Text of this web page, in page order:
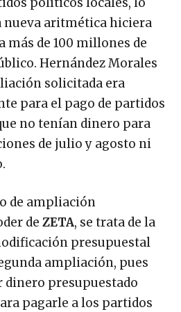
nueva aritmética hiciera
más de 100 millones de
Hernández Morales
solicitada era
para el pago de partidos
no tenían dinero para
de julio y agosto ni
de ampliación
de ZETA, se trata de la
presupuestal
ampliación, pues
dinero presupuestado
pagarle a los partidos